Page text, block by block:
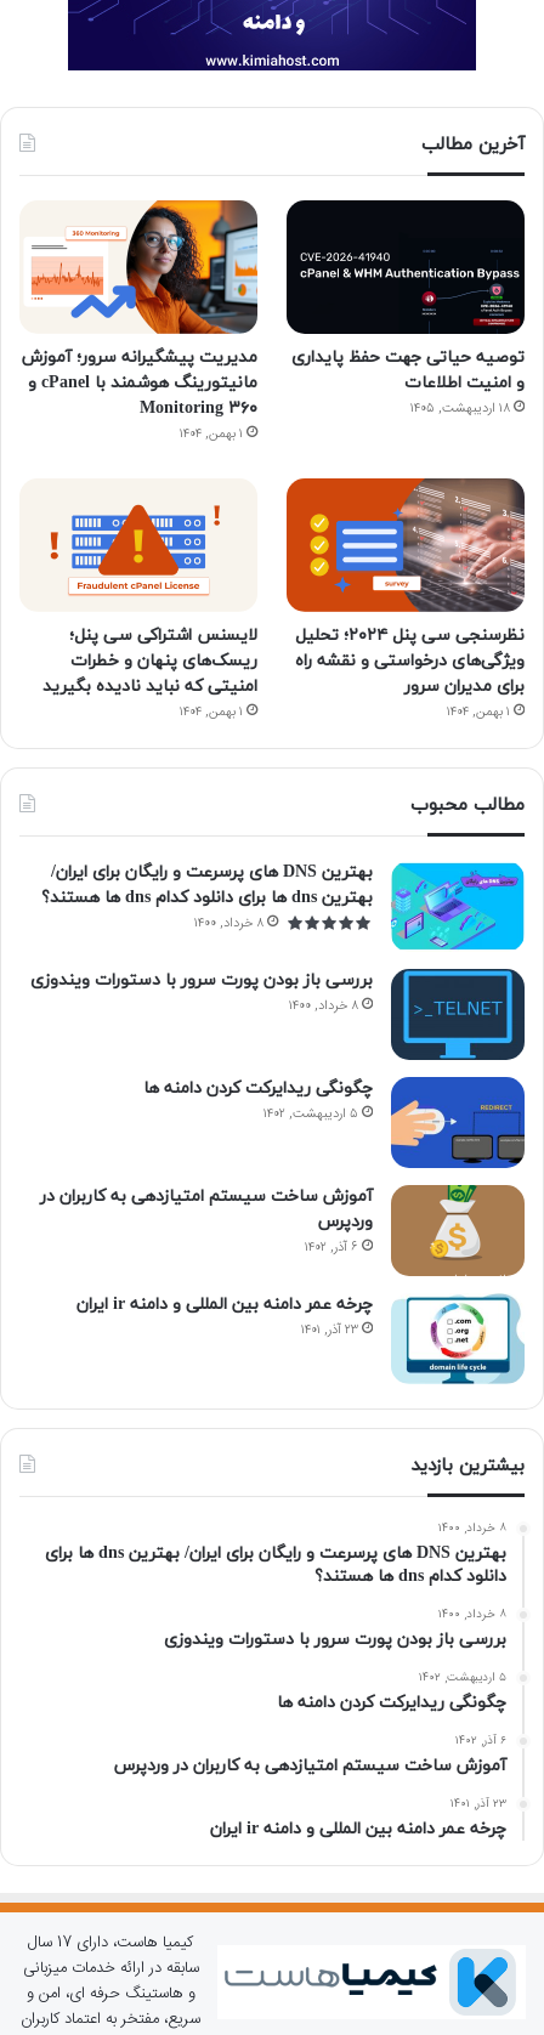
آخرین مطالب
توصیه حیاتی جهت حفظ پایداری
و امنیت اطلاعات
۱۸ اردیبهشت, ۱۴۰۵
مدیریت پیشگیرانه سرور؛ آموزش
مانیتورینگ هوشمند با cPanel و
۳۶۰ Monitoring
۱ بهمن, ۱۴۰۴
نظرسنجی سی پنل ۲۰۲۴؛ تحلیل
ویژگی‌های درخواستی و نقشه راه
برای مدیران سرور
۱ بهمن, ۱۴۰۴
لایسنس اشتراکی سی پنل؛
ریسک‌های پنهان و خطرات
امنیتی که نباید نادیده بگیرید
۱ بهمن, ۱۴۰۴
مطالب محبوب
بهترین DNS های پرسرعت و رایگان برای ایران/
بهترین dns ها برای دانلود کدام dns ها هستند؟
۸ خرداد, ۱۴۰۰
بررسی باز بودن پورت سرور با دستورات ویندوزی
۸ خرداد, ۱۴۰۰
چگونگی ریدایرکت کردن دامنه ها
۵ اردیبهشت, ۱۴۰۲
آموزش ساخت سیستم امتیازدهی به کاربران در
وردپرس
۶ آذر, ۱۴۰۲
چرخه عمر دامنه بین المللی و دامنه ir ایران
۲۳ آذر, ۱۴۰۱
بیشترین بازدید
۸ خرداد, ۱۴۰۰
بهترین DNS های پرسرعت و رایگان برای ایران/ بهترین dns ها برای
دانلود کدام dns ها هستند؟
۸ خرداد, ۱۴۰۰
بررسی باز بودن پورت سرور با دستورات ویندوزی
۵ اردیبهشت, ۱۴۰۲
چگونگی ریدایرکت کردن دامنه ها
۶ آذر, ۱۴۰۲
آموزش ساخت سیستم امتیازدهی به کاربران در وردپرس
۲۳ آذر, ۱۴۰۱
چرخه عمر دامنه بین المللی و دامنه ir ایران
کیمیا هاست، دارای 17 سال
سابقه در ارائه خدمات میزبانی
و هاستینگ حرفه ای، امن و
سریع، مفتخر به اعتماد کاربران